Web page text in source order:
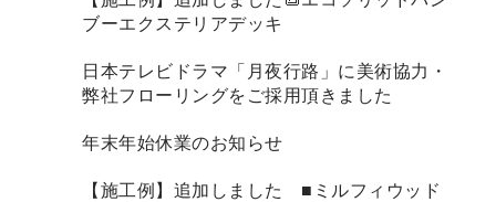
ブーエクステリアデッキ
日本テレビドラマ「月夜行路」に美術協力・
弊社フローリングをご採用頂きました
年末年始休業のお知らせ
【施工例】追加しました ■ミルフィウッド